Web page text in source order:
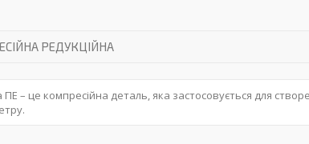
РЕДУКЦІЙНА
– це компресійна деталь, яка застосовується для